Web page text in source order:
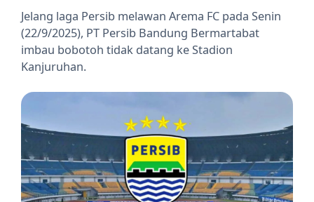
Jelang laga Persib melawan Arema FC pada Senin
(22/9/2025), PT Persib Bandung Bermartabat
imbau bobotoh tidak datang ke Stadion
Kanjuruhan.